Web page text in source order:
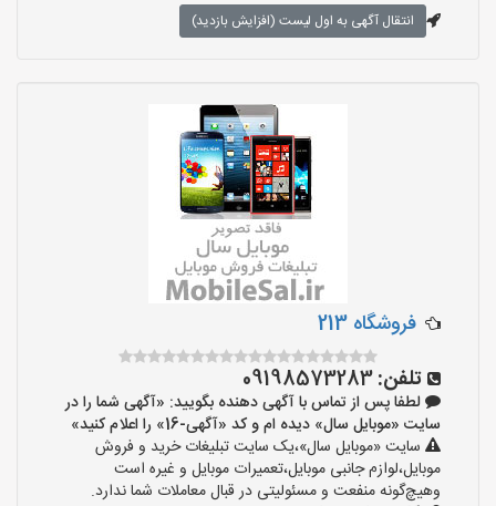
انتقال آگهی به اول لیست (افزایش بازدید)
فروشگاه 213
تلفن:09198573283
لطفا پس از تماس با آگهی دهنده بگویید: «آگهی شما را در
سایت «موبایل سال» دیده ام و کد «آگهی-16» را اعلام کنید»
سایت «موبایل سال»،یک سایت تبلیغات خرید و فروش
موبایل،لوازم جانبی موبایل،تعمیرات موبایل و غیره است
وهیچ‌گونه منفعت و مسئولیتی در قبال معاملات شما ندارد.